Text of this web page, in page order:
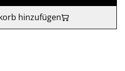
hinzufügen